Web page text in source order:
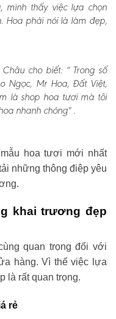
mình thấy việc lựa chọn
Hoa phải nói là làm đẹp,
cho biết:“ Trong số
Ngọc, Mr Hoa, Đất Việt,
là shop hoa tươi mà tôi
nhanh chóng" .
hoa tươi mới nhất
những thông điệp yêu
khai trương đẹp
quan trọng đối với
hàng. Vì thế việc lựa
là rất quan trọng.
rẻ